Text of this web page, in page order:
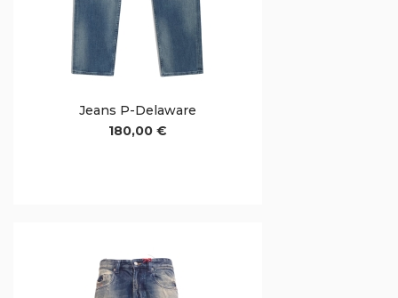
Jeans P-Delaware
180,00 €